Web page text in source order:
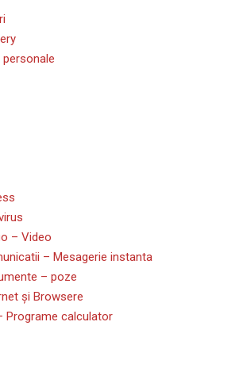
– Video
– Mesagerie instanta
– poze
și Browsere
Programe calculator